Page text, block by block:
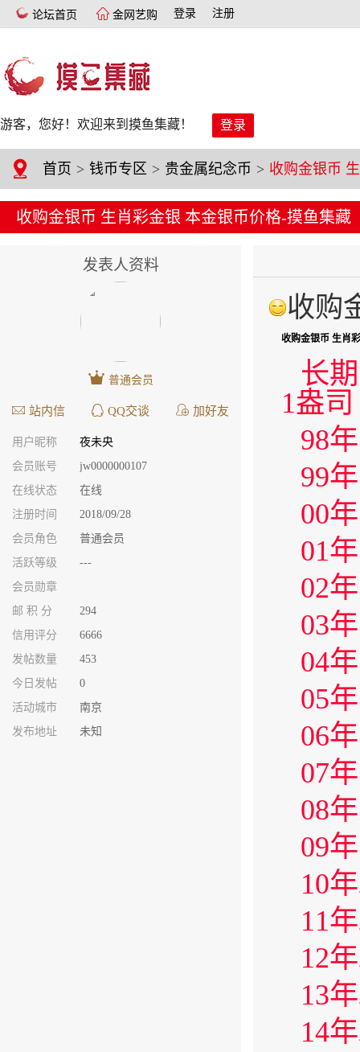
论坛首页 金网艺购 登录 注册
游客，您好！欢迎来到摸鱼集藏！ 登录
首页 > 钱币专区 > 贵金属纪念币 >
收购金银币 生肖彩金银 本金银币价格-摸鱼集藏
发表人资料
普通会员
站内信 QQ交谈 加好友
用户昵称
夜未央
会员账号
jw0000000107
在线状态
在线
注册时间
2018/09/28
会员角色
普通会员
活跃等级
---
会员勋章
邮 积 分
294
信用评分
6666
发帖数量
453
今日发帖
0
活动城市
南京
发布地址
未知
收购
收购金银币 生肖
长
1盎
98
99
00
01
02
03
04
05
06
07
08
09
10
11
12
13
14